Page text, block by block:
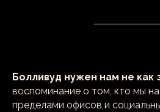
Болливуд нужен нам не как
воспоминание о том, кто мы
пределами офисов и